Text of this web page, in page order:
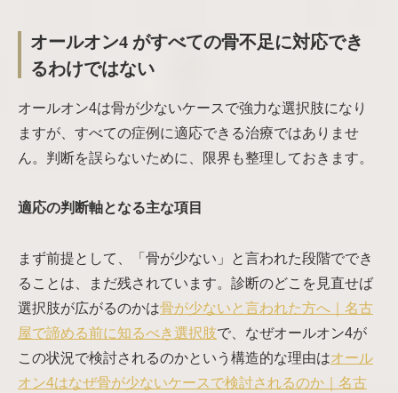
オールオン4 がすべての骨不足に対応でき
るわけではない
オールオン4は骨が少ないケースで強力な選択肢になり
ますが、すべての症例に適応できる治療ではありませ
ん。判断を誤らないために、限界も整理しておきます。
適応の判断軸となる主な項目
まず前提として、「骨が少ない」と言われた段階ででき
ることは、まだ残されています。診断のどこを見直せば
選択肢が広がるのかは骨が少ないと言われた方へ｜名古
屋で諦める前に知るべき選択肢で、なぜオールオン4が
この状況で検討されるのかという構造的な理由はオール
オン4はなぜ骨が少ないケースで検討されるのか｜名古